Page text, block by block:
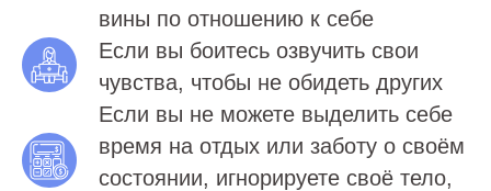
вины по отношению к себе
Если вы боитесь озвучить свои
чувства, чтобы не обидеть других
Если вы не можете выделить себе
время на отдых или заботу о своём
состоянии, игнорируете своё тело,